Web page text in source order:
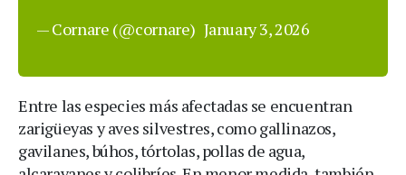
— Cornare (@cornare) January 3, 2026
Entre las especies más afectadas se encuentran
zarigüeyas y aves silvestres, como gallinazos,
gavilanes, búhos, tórtolas, pollas de agua,